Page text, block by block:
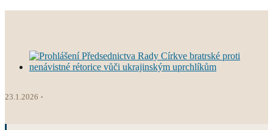
23.1.2026